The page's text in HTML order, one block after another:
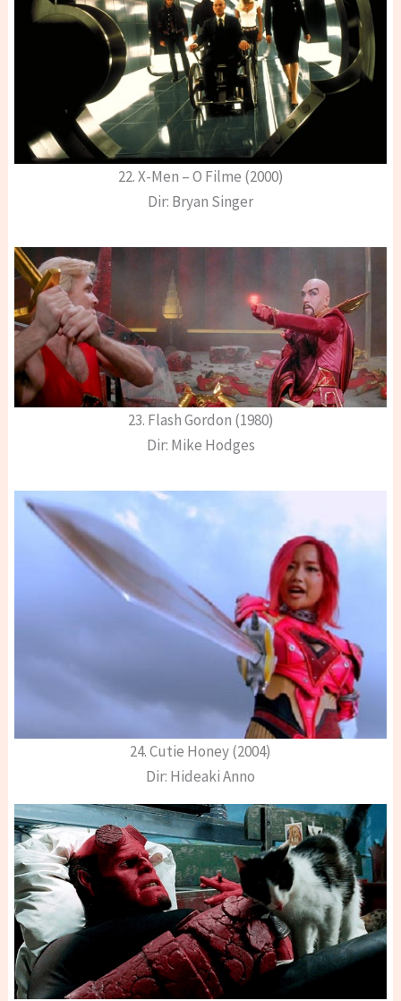
22. X-Men – O Filme (2000)
Dir: Bryan Singer
23. Flash Gordon (1980)
Dir: Mike Hodges
24. Cutie Honey (2004)
Dir: Hideaki Anno